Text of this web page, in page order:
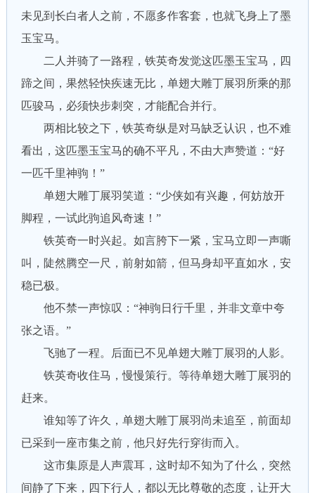
未见到长白者人之前，不愿多作客套，也就飞身上了墨
玉宝马。
二人并骑了一路程，铁英奇发觉这匹墨玉宝马，四
蹄之间，果然轻快疾速无比，单翅大雕丁展羽所乘的那
匹骏马，必须快步刺突，才能配合并行。
两相比较之下，铁英奇纵是对马缺乏认识，也不难
看出，这匹墨玉宝马的确不平凡，不由大声赞道：“好
一匹千里神驹！”
单翅大雕丁展羽笑道：“少侠如有兴趣，何妨放开
脚程，一试此驹追风奇速！”
铁英奇一时兴起。如言胯下一紧，宝马立即一声嘶
叫，陡然腾空一尺，前射如箭，但马身却平直如水，安
稳已极。
他不禁一声惊叹：“神驹日行千里，并非文章中夸
张之语。”
飞驰了一程。后面已不见单翅大雕丁展羽的人影。
铁英奇收住马，慢慢策行。等待单翅大雕丁展羽的
赶来。
谁知等了许久，单翅大雕丁展羽尚未追至，前面却
已采到一座市集之前，他只好先行穿街而入。
这市集原是人声震耳，这时却不知为了什么，突然
间静了下来，四下行人，都以无比尊敬的态度，让开大